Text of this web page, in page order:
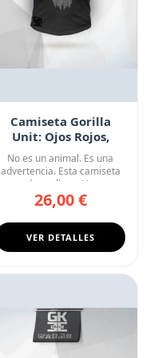
Camiseta Gorilla
Unit: Ojos Rojos,
Mente Fría
No es un animal. Es una
advertencia. Esta camiseta
negra de cuello en V prese...
26,00 €
VER DETALLES